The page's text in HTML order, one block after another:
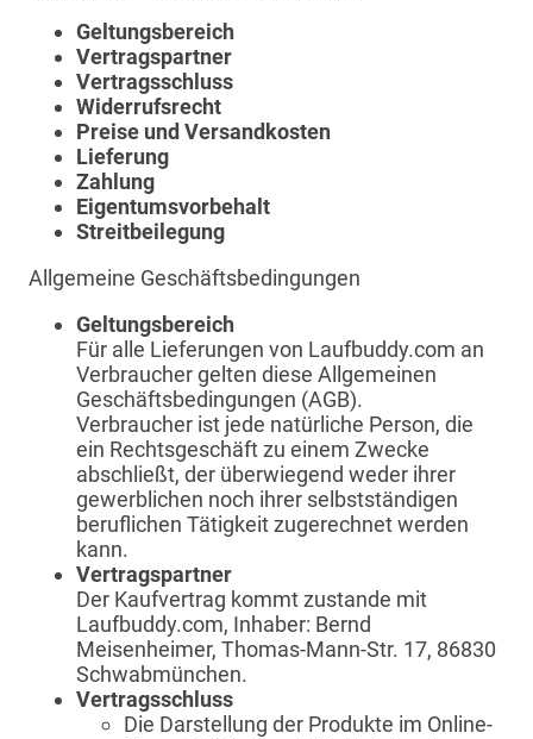
Geltungsbereich
Vertragspartner
Vertragsschluss
Widerrufsrecht
Preise und Versandkosten
Lieferung
Zahlung
Eigentumsvorbehalt
Streitbeilegung
Allgemeine Geschäftsbedingungen
Geltungsbereich
Für alle Lieferungen von Laufbuddy.com an
Verbraucher gelten diese Allgemeinen
Geschäftsbedingungen (AGB).
Verbraucher ist jede natürliche Person, die
ein Rechtsgeschäft zu einem Zwecke
abschließt, der überwiegend weder ihrer
gewerblichen noch ihrer selbstständigen
beruflichen Tätigkeit zugerechnet werden
kann.
Vertragspartner
Der Kaufvertrag kommt zustande mit
Laufbuddy.com, Inhaber: Bernd
Meisenheimer, Thomas-Mann-Str. 17, 86830
Schwabmünchen.
Vertragsschluss
Die Darstellung der Produkte im Online-